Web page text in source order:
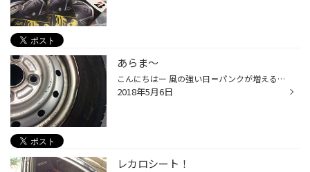
あらま〜
こんにちはー 風の強い日＝パンクが増える！ という事でコチラ パンクして、そのまま走行してしまったようです、、、、。 幸い、空気は漏れませんでしたがタイヤは交換が必要でした、、、。 先日はホイールが割れてしまった方もいらっしゃいましたし、 皆さま、要注意ですよ〜！！！！
2018年5月6日
レカロシート！